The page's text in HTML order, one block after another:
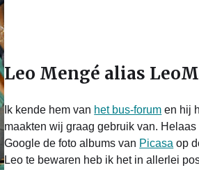
Leo Mengé alias LeoM
Ik kende hem van het bus-forum en hij
maakten wij graag gebruik van. Helaas
Google de foto albums van Picasa op
Leo te bewaren heb ik het in allerlei